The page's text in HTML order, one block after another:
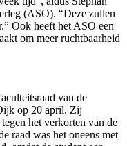
(ASO). “Deze zullen
Ook heeft het ASO een
om meer ruchtbaarheid
van de
op 20 april. Zij
het verkorten van de
raad was het oneens met